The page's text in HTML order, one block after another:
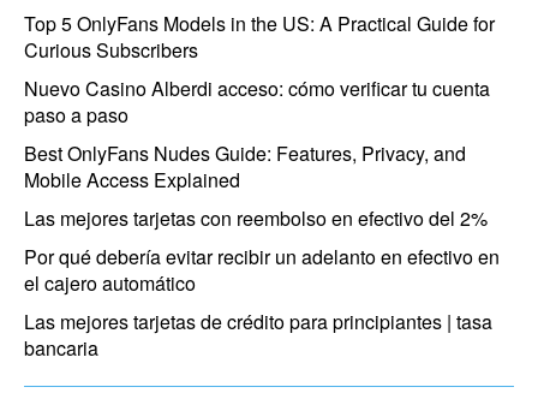
Top 5 OnlyFans Models in the US: A Practical Guide for
Curious Subscribers
Nuevo Casino Alberdi acceso: cómo verificar tu cuenta
paso a paso
Best OnlyFans Nudes Guide: Features, Privacy, and
Mobile Access Explained
Las mejores tarjetas con reembolso en efectivo del 2%
Por qué debería evitar recibir un adelanto en efectivo en
el cajero automático
Las mejores tarjetas de crédito para principiantes | tasa
bancaria